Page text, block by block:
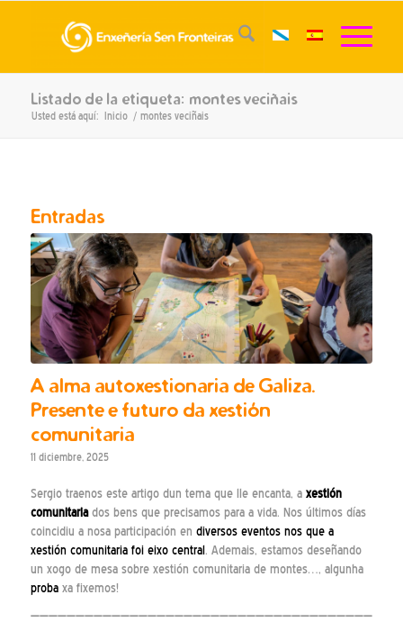
Listado de la etiqueta: montes veciñais
Usted está aquí: Inicio / montes veciñais
Entradas
A alma autoxestionaria de Galiza.
Presente e futuro da xestión
comunitaria
11 diciembre, 2025
Sergio traenos este artigo dun tema que lle encanta, a xestión
comunitariados bens que precisamos para a vida. Nos últimos días
coincidiu a nosa participación en diversos eventos nos que a
xestión comunitaria foi eixo central. Ademais, estamos deseñando
un xogo de mesa sobre xestión comunitaria de montes…, algunha
probaxa fixemos!